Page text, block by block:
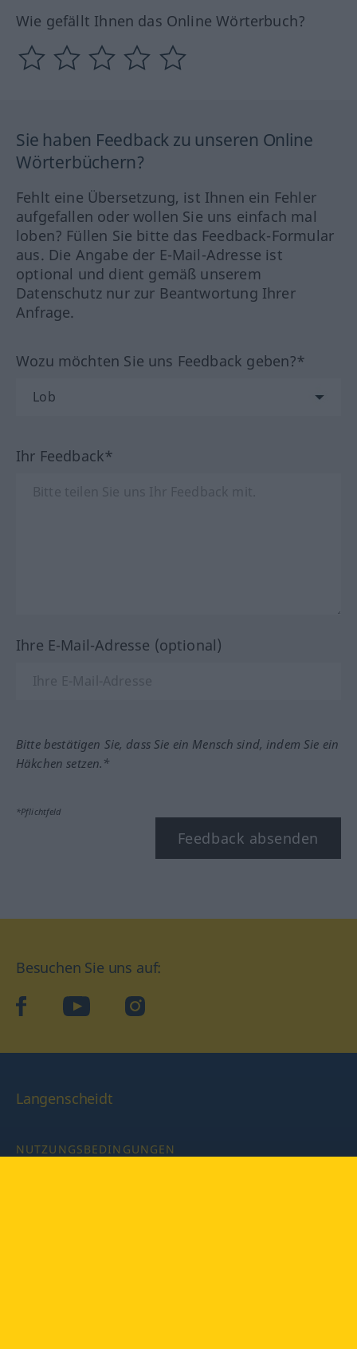
Wie gefällt Ihnen das Online Wörterbuch?
Sie haben Feedback zu unseren Online
Wörterbüchern?
Fehlt eine Übersetzung, ist Ihnen ein Fehler
aufgefallen oder wollen Sie uns einfach mal
loben? Füllen Sie bitte das Feedback-Formular
aus. Die Angabe der E-Mail-Adresse ist
optional und dient gemäß unserem
Datenschutz nur zur Beantwortung Ihrer
Anfrage.
Wozu möchten Sie uns Feedback geben?*
Ihr Feedback*
Ihre E-Mail-Adresse (optional)
Bitte bestätigen Sie, dass Sie ein Mensch sind, indem Sie ein
Häkchen setzen.*
*Pflichtfeld
Feedback absenden
Besuchen Sie uns auf:
facebookYouTube Instagram
Langenscheidt
NUTZUNGSBEDINGUNGEN